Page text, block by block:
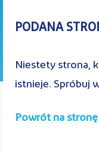
PODANA
Niestety strona,
istnieje. Spróbuj
Powrót na stronę